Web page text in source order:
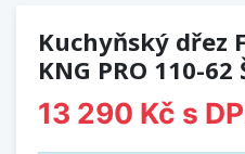
Kuchyňský dřez
KNG PRO 110-
13 290 Kč s